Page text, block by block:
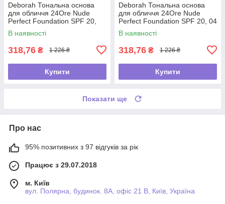
Deborah Тональна основа
для обличчя 24Ore Nude
Perfect Foundation SPF 20,
03 Sand, 30 мл
В наявності
318,76 ₴ 1 226 ₴
Купити
Deborah Тональна основа
для обличчя 24Ore Nude
Perfect Foundation SPF 20, 04
Apricot, 30 мл
В наявності
318,76 ₴ 1 226 ₴
Купити
Показати ще
Про нас
95% позитивних з 97 відгуків за рік
Працює з 29.07.2018
м. Київ
вул. Полярна, будинок. 8А, офіс 21 В, Київ, Україна